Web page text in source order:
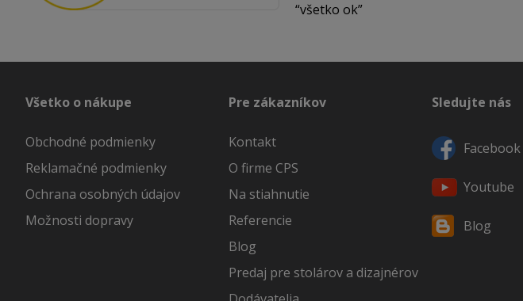
všetko ok
Všetko o nákupe
Obchodné podmienky
Reklamačné podmienky
Ochrana osobných údajov
Možnosti dopravy
Pre zákazníkov
Kontakt
O firme CPS
Na stiahnutie
Referencie
Blog
Predaj pre stolárov a dizajnérov
Sledujte nás
Facebook
Youtube
Blog